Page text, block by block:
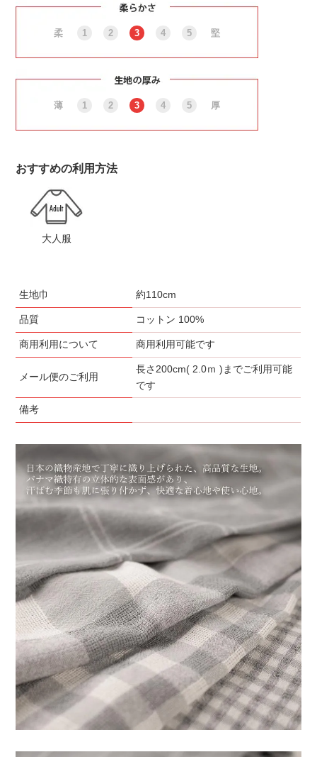
柔 1 2 3 4 5 堅
薄 1 2 3 4 5 厚
おすすめの利用方法
大人服
生地巾 約110cm
品質 コットン 100%
商用利用について 商用利用可能です
メール便のご利用
長さ200cm( 2.0ｍ )までご利用可能
です
備考